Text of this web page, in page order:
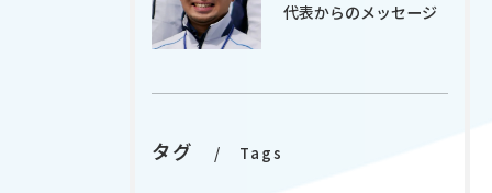
代表からのメッセージ
タグ Tags